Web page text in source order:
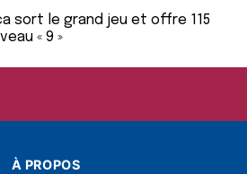
sort le grand jeu et offre 115
« 9 »
À PROPOS